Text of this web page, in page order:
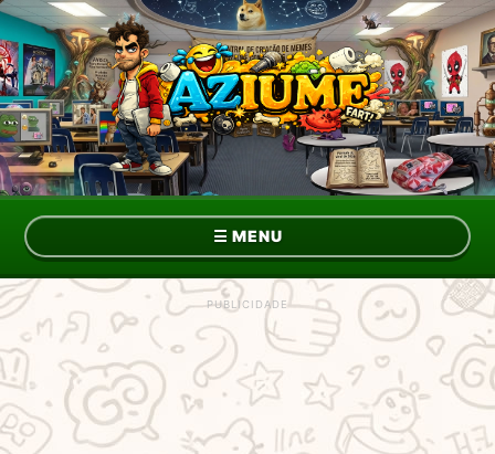
☰ MENU
Topo